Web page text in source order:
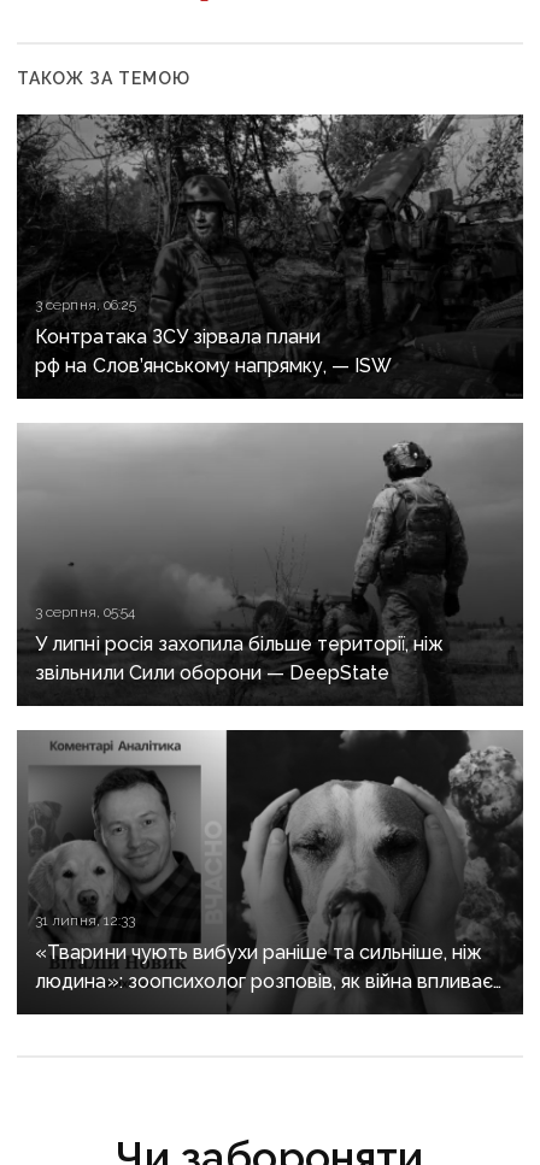
ТАКОЖ ЗА ТЕМОЮ
3 серпня, 06:25
Контратака ЗСУ зірвала плани
рф на Слов’янському напрямку, — ISW
3 серпня, 05:54
У липні росія захопила більше території, ніж
звільнили Сили оборони — DeepState
31 липня, 12:33
«Тварини чують вибухи раніше та сильніше, ніж
людина»: зоопсихолог розповів, як війна впливає
на домашніх улюбленців